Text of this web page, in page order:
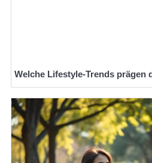
Welche Lifestyle-Trends prägen